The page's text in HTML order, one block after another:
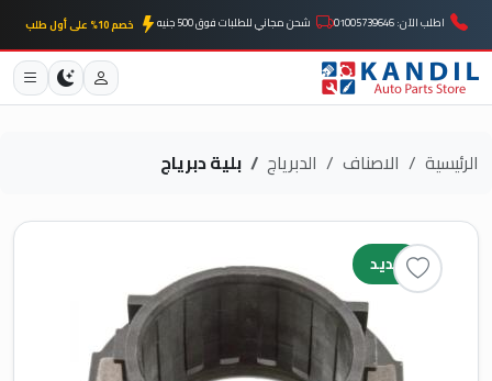
اطلب الآن: 01005739646 شحن مجاني للطلبات فوق 500 جنيه خصم 10% على أول طلب
الرئيسية الاصناف الدبرياج بلية دبرياج
جديد